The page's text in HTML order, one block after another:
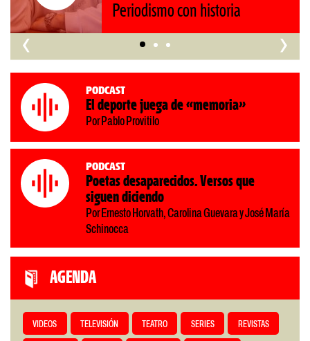
Rocambole. Imágenes
‹ ›
Podcast
El deporte juega de «memoria»
Por Pablo Provitilo
Podcast
Poetas desaparecidos. Versos que
siguen diciendo
Por Ernesto Horvath, Carolina Guevara y José María
Schinocca
AGENDA
VIDEOS TELEVISIÓN TEATRO SERIES REVISTAS